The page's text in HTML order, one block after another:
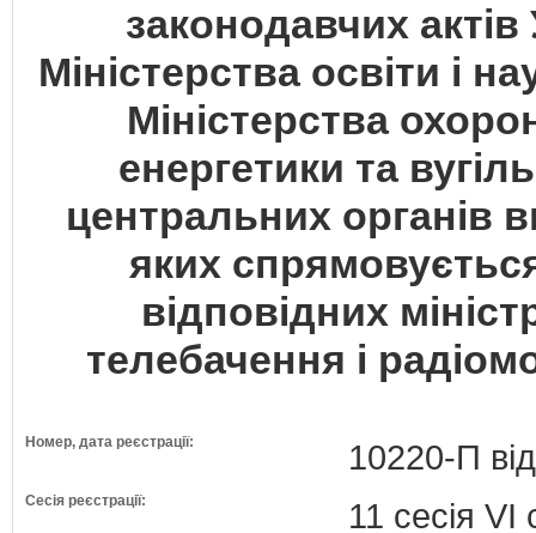
законодавчих
Міністерства освіти і
Міністерства
енергетики та
центральних органів
яких
відповідних
телебачення і
Номер, дата реєстрації: 10220-П
Сесія реєстрації: 11 сесія VI